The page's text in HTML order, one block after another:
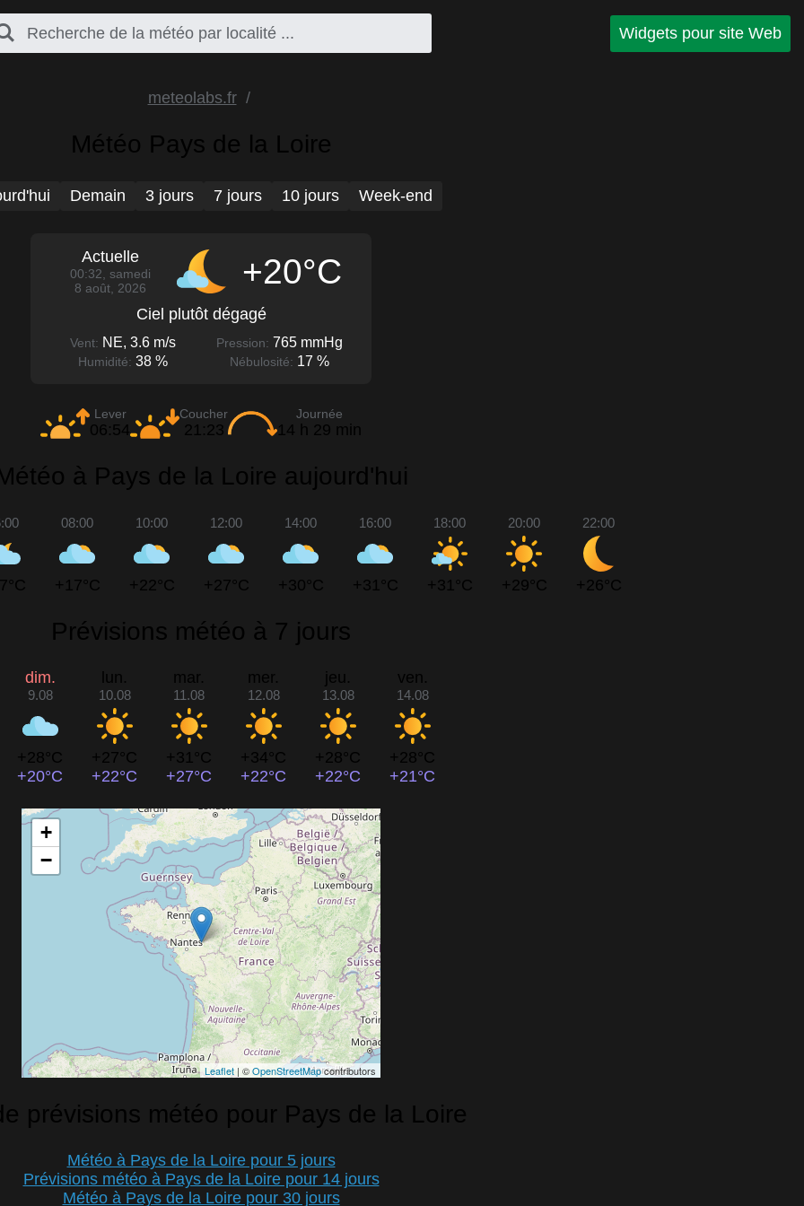
Widgets pour site Web
meteolabs.fr
Météo Pays de la Loire
Demain 3 jours 7 jours 10 jours Week-end
Actuelle
00:32, samedi
8 août, 2026
+20°C
Ciel plutôt dégagé
Vent: NE, 3.6 m/s Pression: 765 mmHg
Humidité: 38 % Nébulosité: 17 %
Lever
06:54
Coucher
21:23
Journée
14 h 29 min
à Pays de la Loire aujourd'hui
08:00
+17°C
10:00
+22°C
12:00
+27°C
14:00
+30°C
16:00
+31°C
18:00
+31°C
20:00
+29°C
22:00
+26°C
Prévisions météo à 7 jours
dim.
9.08
+28°C
+20°C
lun.
10.08
+27°C
+22°C
mar.
11.08
+31°C
+27°C
mer.
12.08
+34°C
+22°C
jeu.
13.08
+28°C
+22°C
ven.
14.08
+28°C
+21°C
+
−
Leaflet | ©OpenStreetMapcontributors
prévisions météo pour Pays de la Loire
Météo à Pays de la Loire pour 5 jours
Prévisions météo à Pays de la Loire pour 14 jours
Météo à Pays de la Loire pour 30 jours